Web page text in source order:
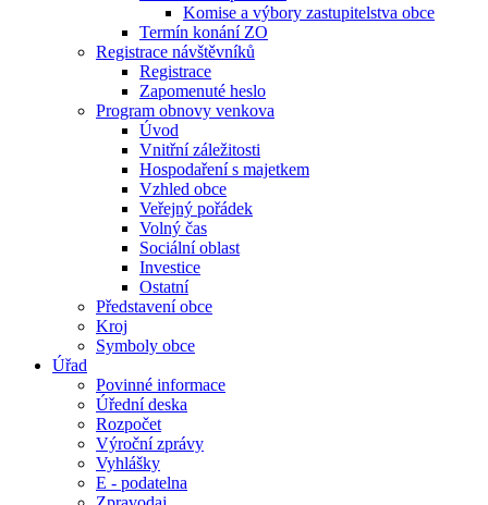
Komise a výbory zastupitelstva obce
Termín konání ZO
Registrace návštěvníků
Registrace
Zapomenuté heslo
Program obnovy venkova
Úvod
Vnitřní záležitosti
Hospodaření s majetkem
Vzhled obce
Veřejný pořádek
Volný čas
Sociální oblast
Investice
Ostatní
Představení obce
Kroj
Symboly obce
Úřad
Povinné informace
Úřední deska
Rozpočet
Výroční zprávy
Vyhlášky
E - podatelna